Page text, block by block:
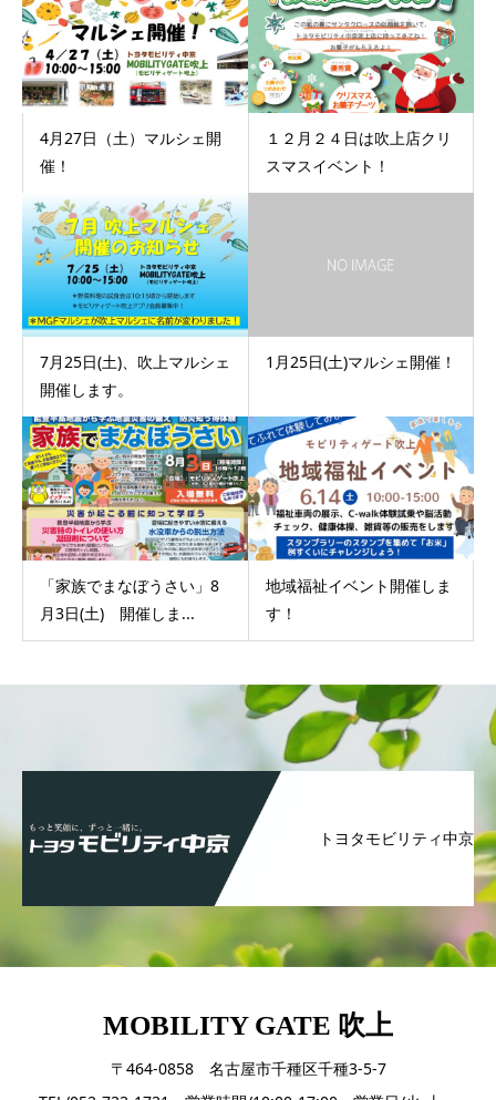
4月27日（土）マルシェ開
催！
１２月２４日は吹上店クリ
スマスイベント！
7月25日(土)、吹上マルシェ
開催します。
1月25日(土)マルシェ開催！
「家族でまなぼうさい」8
月3日(土) 開催しま...
地域福祉イベント開催しま
す！
トヨタモビリティ中京
MOBILITY GATE 吹上
〒464-0858 名古屋市千種区千種3-5-7